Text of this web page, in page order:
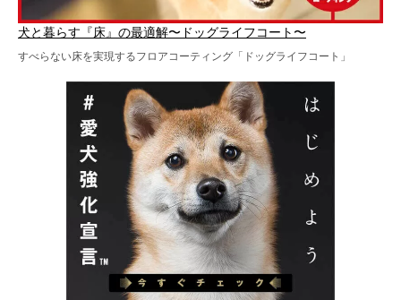
犬と暮らす『床』の最適解〜ドッグライフコート〜
すべらない床を実現するフロアコーティング「ドッグライフコート」